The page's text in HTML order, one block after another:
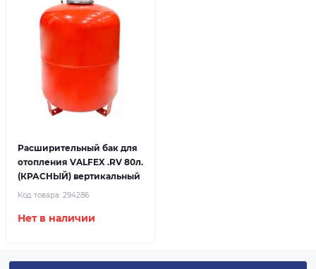
Расширительный бак для
отопления VALFEX .RV 80л.
(КРАСНЫЙ) вертикальный
Код товара: 294286
Нет в наличии